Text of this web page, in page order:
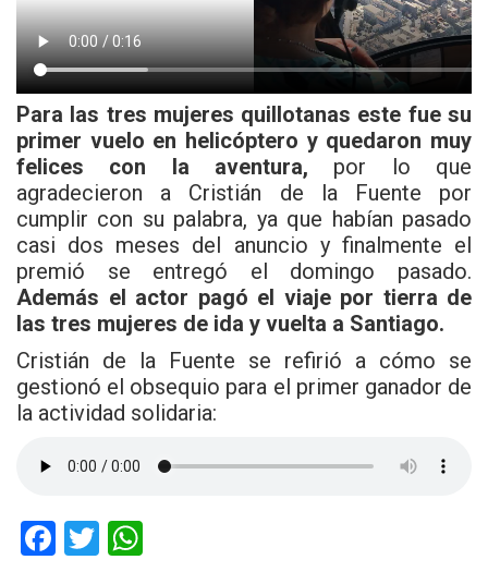
Para las tres mujeres quillotanas este fue su
primer vuelo en helicóptero y quedaron muy
felices con la aventura, por lo que
agradecieron a Cristián de la Fuente por
cumplir con su palabra, ya que habían pasado
casi dos meses del anuncio y finalmente el
premió se entregó el domingo pasado.
Además el actor pagó el viaje por tierra de
las tres mujeres de ida y vuelta a Santiago.
Cristián de la Fuente se refirió a cómo se
gestionó el obsequio para el primer ganador de
la actividad solidaria:
F
T